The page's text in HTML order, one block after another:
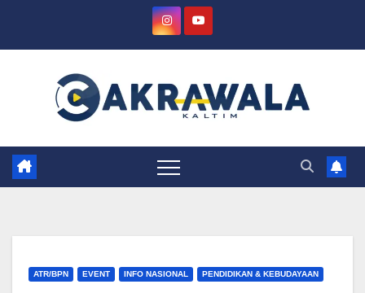
ATR/BPN EVENT INFO NASIONAL PENDIDIKAN & KEBUDAYAAN